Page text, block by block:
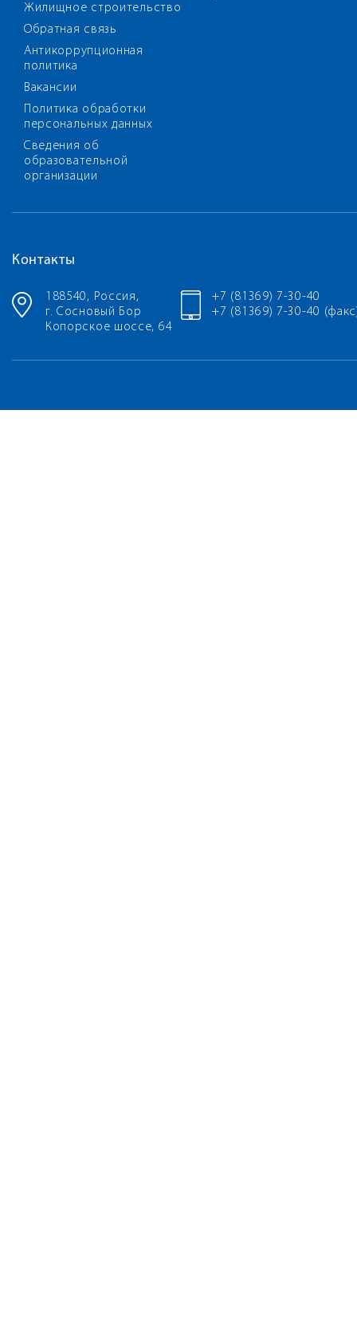
Жилищное строительство
Обратная связь
Антикоррупционная
политика
Вакансии
Политика обработки
персональных данных
Сведения об
образовательной
организации
Контакты
188540, Россия,
г. Сосновый Бор
Копорское шоссе, 64
+7 (81369) 7-30-40
+7 (81369) 7-30-40